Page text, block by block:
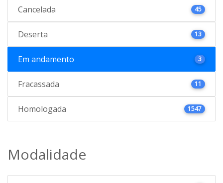
Cancelada 45
Deserta 13
Em andamento 3
Fracassada 11
Homologada 1547
Modalidade